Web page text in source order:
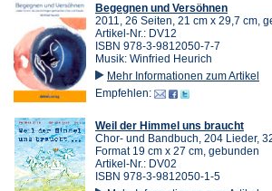
Begegnen und Versöhnen
2011, 26 Seiten, 21 cm x 29,7 cm,
Artikel-Nr.: DV12
ISBN 978-3-9812050-7-7
Musik: Winfried Heurich
Mehr Informationen zum Artikel
Empfehlen:
Weil der Himmel uns braucht
Chor- und Bandbuch, 204 Lieder,
Format 19 cm x 27 cm, gebunden
Artikel-Nr.: DV02
ISBN 978-3-9812050-1-5